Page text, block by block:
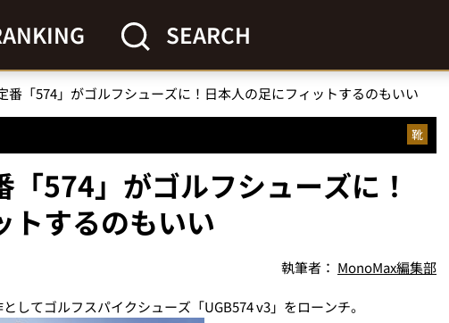
SEARCH
番「574」がゴルフシューズに！日本人の足にフィットするのもいい
靴
574」がゴルフシューズに！
トするのもいい
執筆者： MonoMax編集部
してゴルフスパイクシューズ「UGB574 v3」をローンチ。